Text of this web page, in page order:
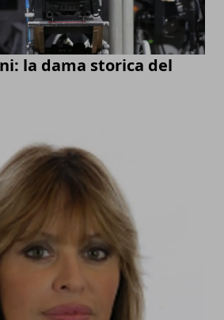
la dama storica del